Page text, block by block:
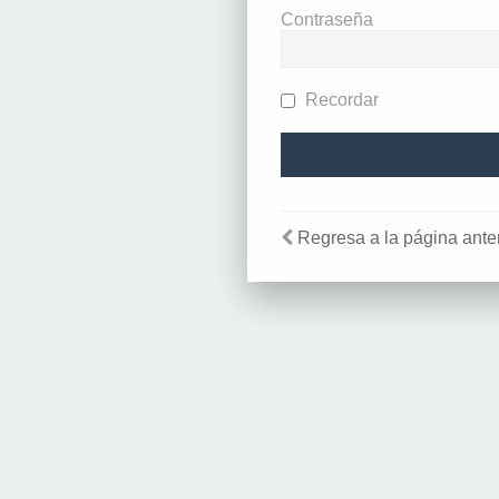
Contraseña
Recordar
Regresa a la página